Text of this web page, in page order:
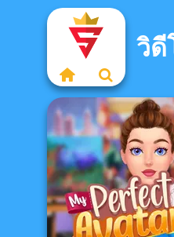
วิดี